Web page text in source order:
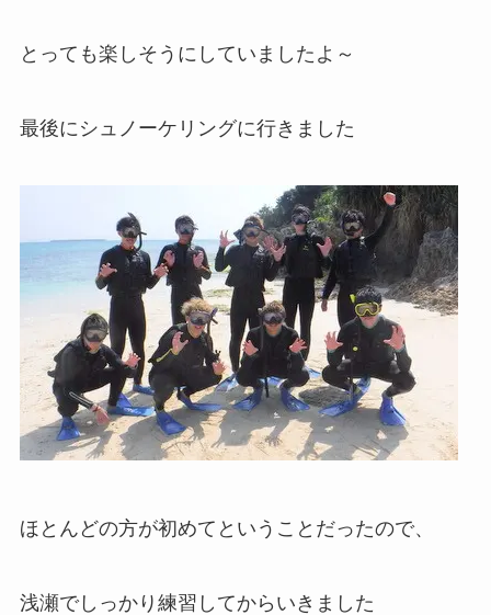
とっても楽しそうにしていましたよ～
最後にシュノーケリングに行きました
ほとんどの方が初めてということだったので、
浅瀬でしっかり練習してからいきました